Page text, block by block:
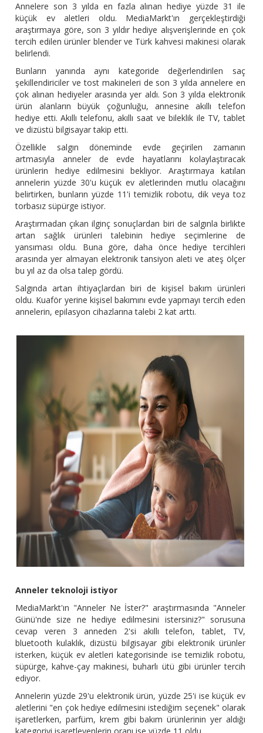
Annelere son 3 yılda en fazla alınan hediye yüzde 31 ile
küçük ev aletleri oldu. MediaMarkt'ın gerçekleştirdiği
araştırmaya göre, son 3 yıldır hediye alışverişlerinde en çok
tercih edilen ürünler blender ve Türk kahvesi makinesi olarak
belirlendi.
Bunların yanında aynı kategoride değerlendirilen saç
şekillendiriciler ve tost makineleri de son 3 yılda annelere en
çok alınan hediyeler arasında yer aldı. Son 3 yılda elektronik
ürün alanların büyük çoğunluğu, annesine akıllı telefon
hediye etti. Akıllı telefonu, akıllı saat ve bileklik ile TV, tablet
ve dizüstü bilgisayar takip etti.
Özellikle salgın döneminde evde geçirilen zamanın
artmasıyla anneler de evde hayatlarını kolaylaştıracak
ürünlerin hediye edilmesini bekliyor. Araştırmaya katılan
annelerin yüzde 30'u küçük ev aletlerinden mutlu olacağını
belirtirken, bunların yüzde 11'i temizlik robotu, dik veya toz
torbasız süpürge istiyor.
Araştırmadan çıkan ilginç sonuçlardan biri de salgınla birlikte
artan sağlık ürünleri talebinin hediye seçimlerine de
yansıması oldu. Buna göre, daha önce hediye tercihleri
arasında yer almayan elektronik tansiyon aleti ve ateş ölçer
bu yıl az da olsa talep gördü.
Salgında artan ihtiyaçlardan biri de kişisel bakım ürünleri
oldu. Kuaför yerine kişisel bakımını evde yapmayı tercih eden
annelerin, epilasyon cihazlarına talebi 2 kat arttı.
Anneler teknoloji istiyor
MediaMarkt'ın "Anneler Ne İster?" araştırmasında "Anneler
Günü'nde size ne hediye edilmesini istersiniz?" sorusuna
cevap veren 3 anneden 2'si akıllı telefon, tablet, TV,
bluetooth kulaklık, dizüstü bilgisayar gibi elektronik ürünler
isterken, küçük ev aletleri kategorisinde ise temizlik robotu,
süpürge, kahve-çay makinesi, buharlı ütü gibi ürünler tercih
ediyor.
Annelerin yüzde 29'u elektronik ürün, yüzde 25'i ise küçük ev
aletlerini "en çok hediye edilmesini istediğim seçenek" olarak
işaretlerken, parfüm, krem gibi bakım ürünlerinin yer aldığı